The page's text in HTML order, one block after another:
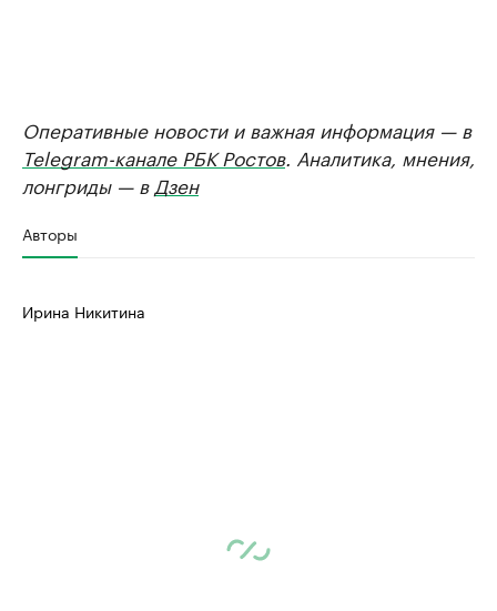
Оперативные новости и важная информация — в
Telegram-канале РБК Ростов. Аналитика, мнения,
лонгриды — в Дзен
Авторы
Ирина Никитина